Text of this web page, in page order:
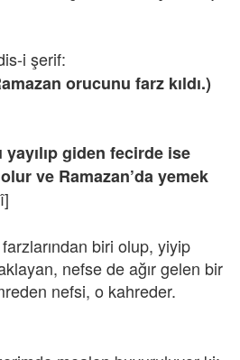
i şerif:
orucunu farz kıldı.)
giden fecirde ise
ve Ramazan’da yemek
biri olup, yiyip
nefse de ağır gelen bir
nefsi, o kahreder.